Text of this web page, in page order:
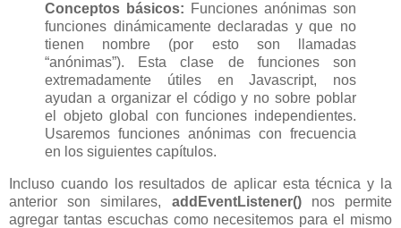
Conceptos básicos: Funciones anónimas son
funciones dinámicamente declaradas y que no
tienen nombre (por esto son llamadas
“anónimas”). Esta clase de funciones son
extremadamente útiles en Javascript, nos
ayudan a organizar el código y no sobre poblar
el objeto global con funciones independientes.
Usaremos funciones anónimas con frecuencia
en los siguientes capítulos.
Incluso cuando los resultados de aplicar esta técnica y la
anterior son similares, addEventListener() nos permite
agregar tantas escuchas como necesitemos para el mismo